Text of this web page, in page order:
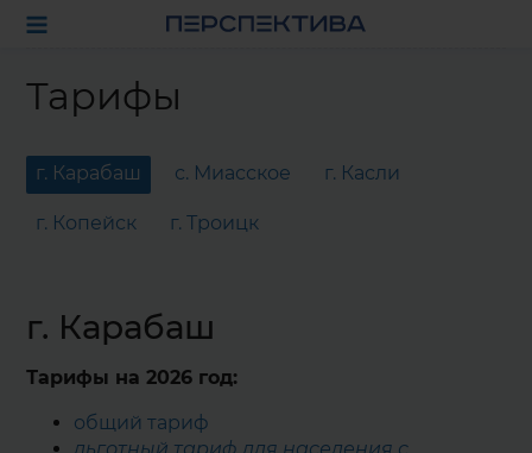
Тарифы
г. Карабаш с. Миасское г. Касли
г. Копейск г. Троицк
г. Карабаш
Тарифы на 2026 год:
общий тариф